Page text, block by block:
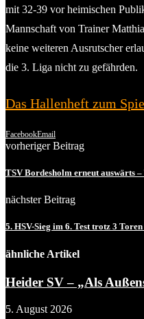
mit 32-39 vor heimischen
Mannschaft von Trainer
keine weiteren Ausrutscher
die 3. Liga nicht zu gefährden.
Das Hallenheft zum
FacebookEmail
vorheriger Beitrag
TSV Bordesholm erneut auswärts
nächster Beitrag
5. HSV-Sieg im 6. Test trotz 3
ähnliche Artikel
Heider SV – „Als
5. August 2026